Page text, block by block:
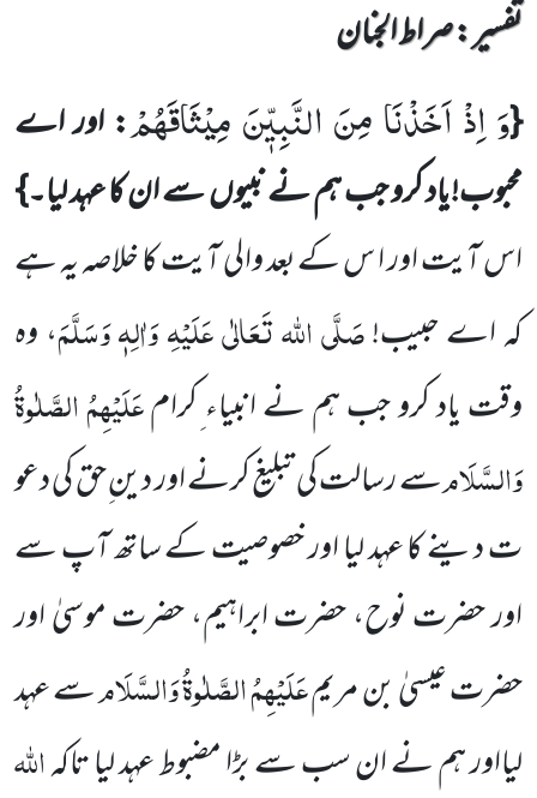
تفسیر : ‎صراط الجنان
{وَ اِذْ اَخَذْنَا مِنَ النَّبِیّٖنَ مِیْثَاقَهُمْ: اور اے
محبوب!یاد کرو جب ہم نے نبیوںسے ان کا عہد لیا۔}
اس آیت اور ا س کےبعد والی آیت کا خلاصہ یہ ہے
کہ اے حبیب!صَلَّی اللہ تَعَالٰی عَلَیْہِ وَاٰلِہٖ وَسَلَّمَ، وہ
وقت یاد کرو جب ہم نے انبیاء ِکرامعَلَیْہِمُ الصَّلٰوۃُ
وَالسَّلَامسے رسالت کی تبلیغ کرنے اور دین ِحق کی دعو
ت دینے کا عہد لیا اور خصوصیت کے ساتھ آپ سے
اور حضرت نوح، حضرت ابراہیم، حضرت موسیٰ اور
حضرت عیسیٰ بن مریمعَلَیْہِمُ الصَّلٰوۃُ وَالسَّلَامسے عہد
لیااور ہم نے ان سب سے بڑا مضبوط عہد لیا تاکہاللہ